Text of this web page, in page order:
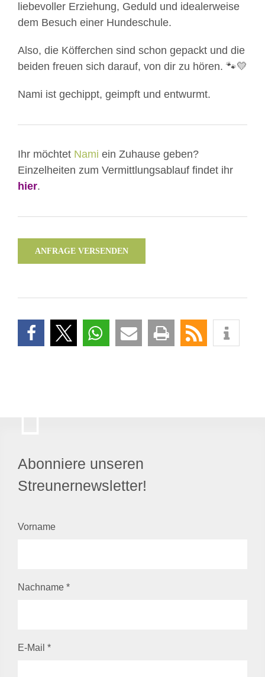
liebevoller Erziehung, Geduld und idealerweise
dem Besuch einer Hundeschule.
Also, die Köfferchen sind schon gepackt und die
beiden freuen sich darauf, von dir zu hören. 🐾💛
Nami ist gechippt, geimpft und entwurmt.
Ihr möchtet Nami ein Zuhause geben?
Einzelheiten zum Vermittlungsablauf findet ihr
hier.
ANFRAGE VERSENDEN
Abonniere unseren
Streunernewsletter!
Vorname
Nachname *
E-Mail *